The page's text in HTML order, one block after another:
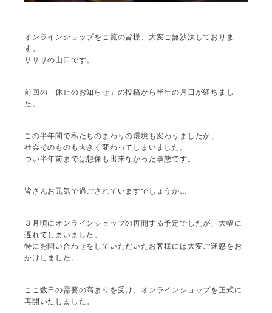
オンラインショップをご覧の皆様、大変ご無沙汰しておりま
す。
サササの山口です。
前回の「休止のお知らせ」の投稿から半年の月日が経ちまし
た。
この半年間で私たちのまわりの環境も変わりましたが、
社会そのものも大きく変わってしまいました。
つい半年前までは想像も出来なかった事態です。
皆さんお元気で過ごされていますでしょうか…
３月頃にオンラインショップの再開する予定でしたが、大幅に
遅れてしまいました。
特にお問い合わせをしていただいたお客様には大変ご迷惑をお
かけしました。
ここ数日の需要の高まりを受け、オンラインショップを正式に
再開いたしました。